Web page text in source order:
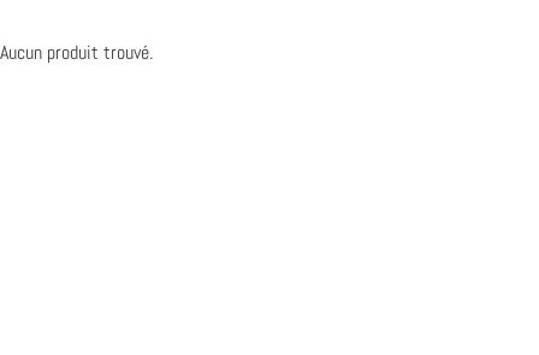
Aucun produit trouvé.